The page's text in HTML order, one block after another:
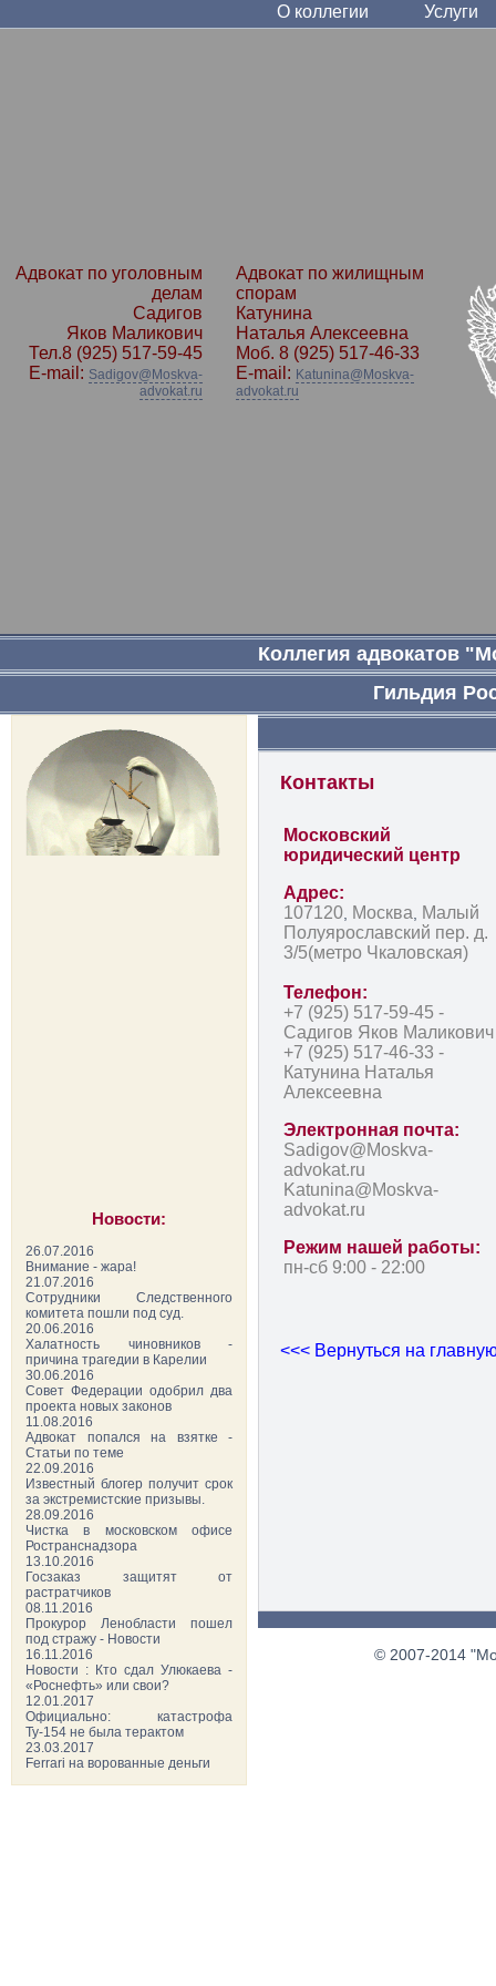
О коллегии Услуги
Адвокат по уголовным
делам
Садигов
Яков Маликович
Тел.8 (925) 517-59-45
E-mail: Sadigov@Moskva-
advokat.ru
Адвокат по жилищным
спорам
Катунина
Наталья Алексеевна
Моб. 8 (925) 517-46-33
E-mail: Katunina@Moskva-
advokat.ru
Коллегия адвокатов
Гильдия
Новости:
26.07.2016
Внимание - жара!
21.07.2016
Сотрудники Следственного
комитета пошли под суд.
20.06.2016
Халатность чиновников -
причина трагедии в Карелии
30.06.2016
Совет Федерации одобрил два
проекта новых законов
11.08.2016
Адвокат попался на взятке -
Статьи по теме
22.09.2016
Известный блогер получит срок
за экстремистские призывы.
28.09.2016
Чистка в московском офисе
Ространснадзора
13.10.2016
Госзаказ защитят от
растратчиков
08.11.2016
Прокурор Ленобласти пошел
под стражу - Новости
16.11.2016
Новости : Кто сдал Улюкаева -
«Роснефть» или свои?
12.01.2017
Официально: катастрофа
Ту-154 не была терактом
23.03.2017
Ferrari на ворованные деньги
Контакты
Московский
юридический центр
Адрес:
107120 Москва
Малый
Полуярославский пер. д.
3/5(метро Чкаловская)
Телефон:
+7 (925) 517-59-45 -
Садигов Яков Маликович
+7 (925) 517-46-33 -
Катунина Наталья
Алексеевна
Электронная почта:
Sadigov@Moskva-
advokat.ru
Katunina@Moskva-
advokat.ru
Режим нашей работы:
пн-сб 9:00 - 22:00
<<< Вернуться на
© 2007-2014